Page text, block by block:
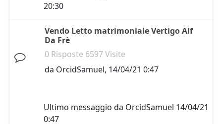
20:30
Vendo Letto matrimoniale Vertigo Alf
Da Frè
0 Risposte 6597 Visite
da OrcidSamuel, 14/04/21 0:47
Ultimo messaggio da OrcidSamuel 14/04/21
0:47